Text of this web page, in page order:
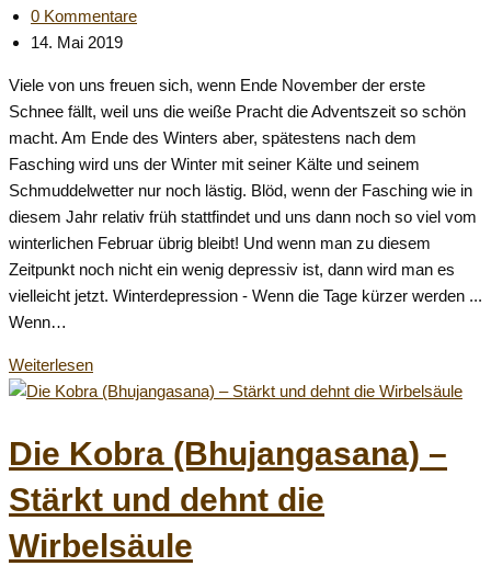
Kategorie:
Beitrags-
Kommentare:
0 Kommentare
Beitrag
geändert
am:
14. Mai 2019
Viele von uns freuen sich, wenn Ende November der erste
Schnee fällt, weil uns die weiße Pracht die Adventszeit so schön
macht. Am Ende des Winters aber, spätestens nach dem
Fasching wird uns der Winter mit seiner Kälte und seinem
Schmuddelwetter nur noch lästig. Blöd, wenn der Fasching wie in
diesem Jahr relativ früh stattfindet und uns dann noch so viel vom
winterlichen Februar übrig bleibt! Und wenn man zu diesem
Zeitpunkt noch nicht ein wenig depressiv ist, dann wird man es
vielleicht jetzt. Winterdepression - Wenn die Tage kürzer werden ...
Wenn…
WeiterlesenWege
aus
Winterdepression
–
Wenn
die
Tage
Die Kobra (Bhujangasana) –
Stärkt und dehnt die
Wirbelsäule